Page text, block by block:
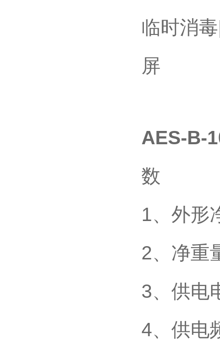
临时消
屏
AES-B-
数
1、
2、净
3、供
4、供